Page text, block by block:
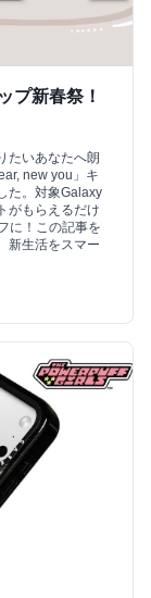
プ新春祭！
たいあなたへ朗
new you」キ
た。対象Galaxy
がもらえるだけ
に！この記事を
新生活をスマー